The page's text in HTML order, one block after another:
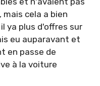
mais cela a bien
ya plus d'offres sur
eu auparavant et
en passe de
à la voiture